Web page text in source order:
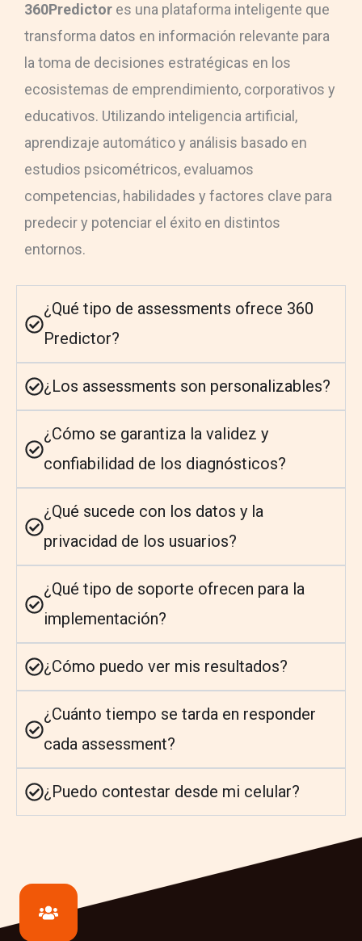
360Predictor es una plataforma inteligente que
transforma datos en información relevante para
la toma de decisiones estratégicas en los
ecosistemas de emprendimiento, corporativos y
educativos. Utilizando inteligencia artificial,
aprendizaje automático y análisis basado en
estudios psicométricos, evaluamos
competencias, habilidades y factores clave para
predecir y potenciar el éxito en distintos
entornos.
¿Qué tipo de assessments ofrece 360
Predictor?
¿Los assessments son personalizables?
¿Cómo se garantiza la validez y
confiabilidad de los diagnósticos?
¿Qué sucede con los datos y la
privacidad de los usuarios?
¿Qué tipo de soporte ofrecen para la
implementación?
¿Cómo puedo ver mis resultados?
¿Cuánto tiempo se tarda en responder
cada assessment?
¿Puedo contestar desde mi celular?